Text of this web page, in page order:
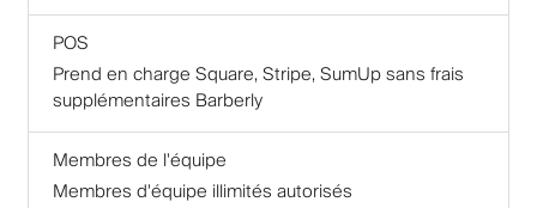
POS
Prend en charge Square, Stripe, SumUp sans frais
supplémentaires Barberly
Membres de l'équipe
Membres d'équipe illimités autorisés